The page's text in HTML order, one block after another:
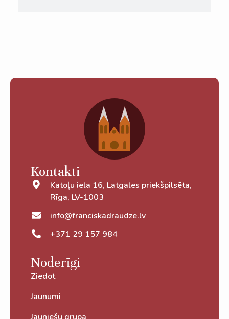
Kontakti
Katoļu iela 16, Latgales priekšpilsēta,
Rīga, LV-1003
info@franciskadraudze.lv
+371 29 157 984
Noderīgi
Ziedot
Jaunumi